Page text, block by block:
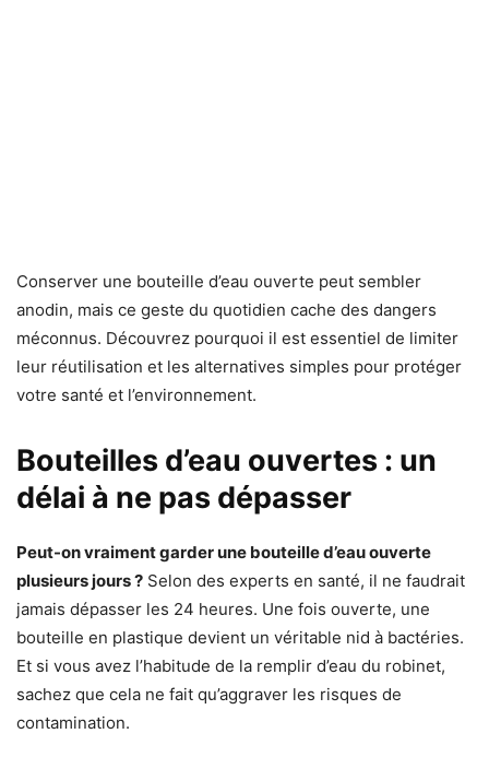
Conserver une bouteille d’eau ouverte peut sembler
anodin, mais ce geste du quotidien cache des dangers
méconnus. Découvrez pourquoi il est essentiel de limiter
leur réutilisation et les alternatives simples pour protéger
votre santé et l’environnement.
Bouteilles d’eau ouvertes : un
délai à ne pas dépasser
Peut-on vraiment garder une bouteille d’eau ouverte
plusieurs jours ? Selon des experts en santé, il ne faudrait
jamais dépasser les 24 heures. Une fois ouverte, une
bouteille en plastique devient un véritable nid à bactéries.
Et si vous avez l’habitude de la remplir d’eau du robinet,
sachez que cela ne fait qu’aggraver les risques de
contamination.